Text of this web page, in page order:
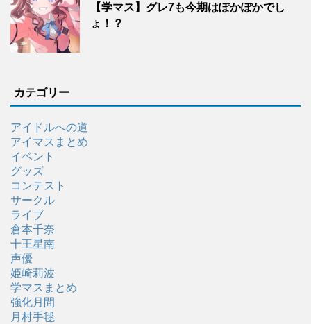
【学マス】グレ7も今期はぽかぽかでし
ょ！？
カテゴリー
アイドルへの道
アイマスまとめ
イベント
グッズ
コンテスト
サークル
ライブ
倉本千奈
十王星南
声優
姫崎莉波
学マスまとめ
強化月間
月村手毬